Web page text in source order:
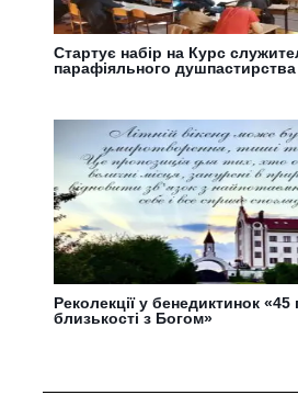
Стартує набір на Курс
парафіяльного душпастирства
Реколекції у бенедиктинок «45
близькості з Богом»